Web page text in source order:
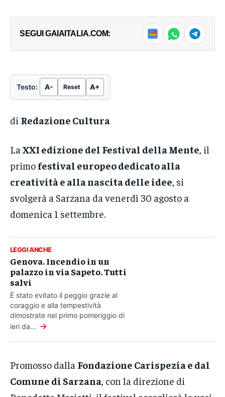
SEGUI GAIAITALIA.COM:
Testo: A- Reset A+
di Redazione Cultura
La XXI edizione del Festival della Mente , il
primo festival europeo dedicato alla
creatività e alla nascita delle idee , si
svolgerà a Sarzana da venerdì 30 agosto a
domenica 1 settembre.
LEGGI ANCHE
Genova. Incendio in un
palazzo in via Sapeto. Tutti
salvi
È stato evitato il peggio grazie al
coraggio e alla tempestività
dimostrate nel primo pomeriggio di
ieri da... →
Promosso dalla Fondazione Carispezia e dal
Comune di Sarzana , con la direzione di